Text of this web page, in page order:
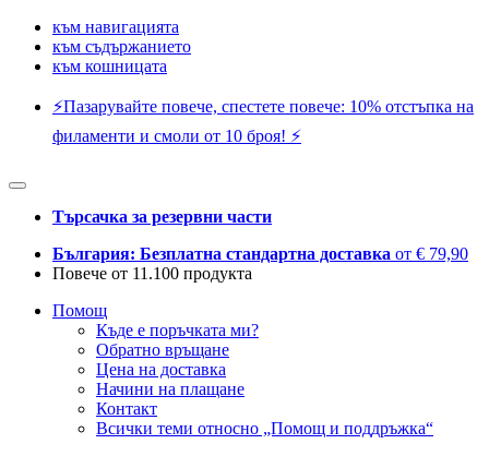
към навигацията
към съдържанието
към кошницата
⚡️Пазарувайте повече, спестете повече: 10% отстъпка на
филаменти и смоли от 10 броя! ⚡️
Търсачка за резервни части
България: Безплатна стандартна доставка от € 79,90
Повече от 11.100 продукта
Помощ
Къде е поръчката ми?
Обратно връщане
Цена на доставка
Начини на плащане
Контакт
Всички теми относно „Помощ и поддръжка“